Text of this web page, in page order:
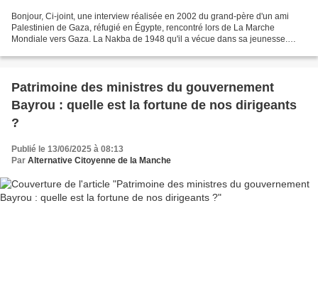
Bonjour, Ci-joint, une interview réalisée en 2002 du grand-père d'un ami
Palestinien de Gaza, réfugié en Égypte, rencontré lors de La Marche
Mondiale vers Gaza. La Nakba de 1948 qu'il a vécue dans sa jeunesse.
Patrimoine des ministres du gouvernement
Bayrou : quelle est la fortune de nos dirigeants
?
Publié le 13/06/2025 à 08:13
Par Alternative Citoyenne de la Manche